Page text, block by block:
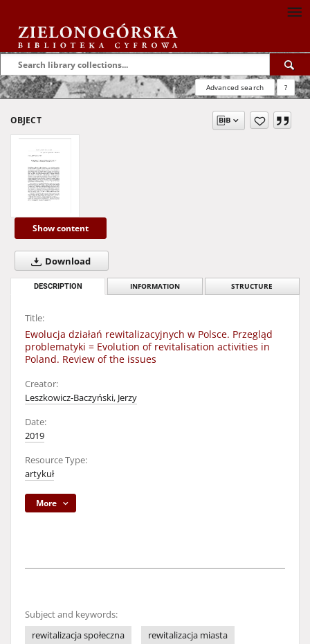
Advanced search ?
OBJECT
Show content
Download
DESCRIPTION INFORMATION STRUCTURE
Title:
Ewolucja działań rewitalizacyjnych w Polsce. Przegląd
problematyki = Evolution of revitalisation activities in
Poland. Review of the issues
Creator:
Leszkowicz-Baczyński, Jerzy
Date:
2019
Resource Type:
artykuł
More
Subject and keywords:
rewitalizacja społeczna
rewitalizacja miasta